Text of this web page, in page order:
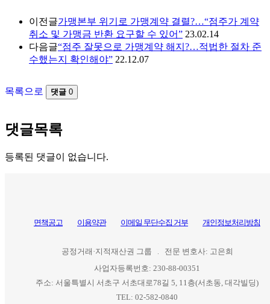
이전글가맹본부 위기로 가맹계약 결렬?…“점주가 계약
취소 및 가맹금 반환 요구할 수 있어” 23.02.14
다음글“점주 잘못으로 가맹계약 해지?…적법한 절차 준
수했는지 확인해야” 22.12.07
목록으로 댓글 0
댓글목록
등록된 댓글이 없습니다.
면책공고 이용약관 이메일 무단수집 거부 개인정보처리방침
공정거래·지적재산권 그룹
전문 변호사: 고은희
사업자등록번호: 230-88-00351
주소: 서울특별시 서초구 서초대로78길 5, 11층(서초동, 대각빌딩)
TEL: 02-582-0840